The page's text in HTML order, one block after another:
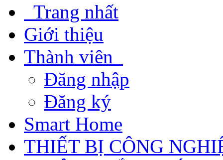
Trang nhất
Giới thiệu
Thành viên
Đăng nhập
Đăng ký
Smart Home
THIẾT BỊ CÔNG